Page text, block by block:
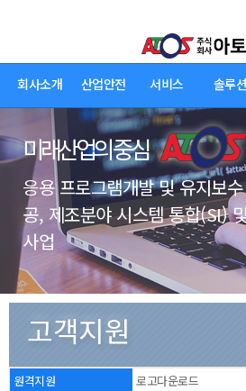
회사소개 산업안전 서비스 솔루션
미래산업의 중심
응용 프로그램개발 및 유지보
공, 제조분야 시스템 통합(SI)
사업
고객지원
원격지원 로고다운로드